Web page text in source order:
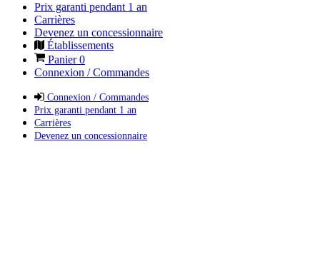
Prix garanti pendant 1 an
Carrières
Devenez un concessionnaire
Établissements
Panier0
Connexion / Commandes
Connexion / Commandes
Prix garanti pendant 1 an
Carrières
Devenez un concessionnaire